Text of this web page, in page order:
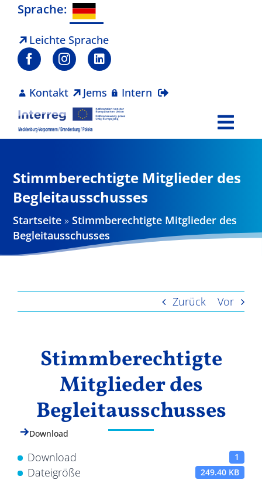
Zum
springen
Sprache:
Leichte Sprache
Kontakt Jems Intern
Projekte
Aktuelles
Stimmberechtigte Mitglieder des
Begleitausschusses
Startseite »Stimmberechtigte Mitglieder des
Begleitausschusses
Zurück Vor
Stimmberechtigte
Mitglieder des
Begleitausschusses
Download
Download 1
Dateigröße 249.40 KB